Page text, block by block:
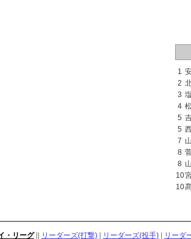
1
2
3
4
5
5
7
8
8
10
10
・リーグ|| リーダーズ(打撃) リーダーズ(投手) リーダ